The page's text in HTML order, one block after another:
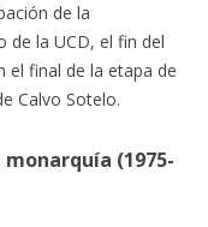
de la
de la UCD, el fin del
el final de la etapa de
Calvo Sotelo.
(1975-